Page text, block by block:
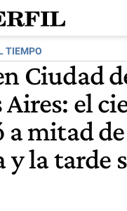
TIEMPO
Ciudad
el
a mitad de
y la tarde